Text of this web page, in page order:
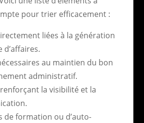
pour trier efficacement :
liées à la génération
d’affaires.
au maintien du bon
administratif.
la visibilité et la
de formation ou d’auto-